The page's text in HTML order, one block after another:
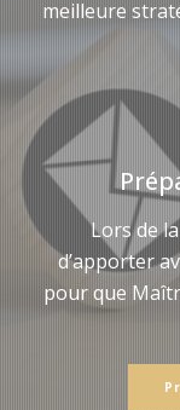
meilleure
Lors de
d’apporter
pour que